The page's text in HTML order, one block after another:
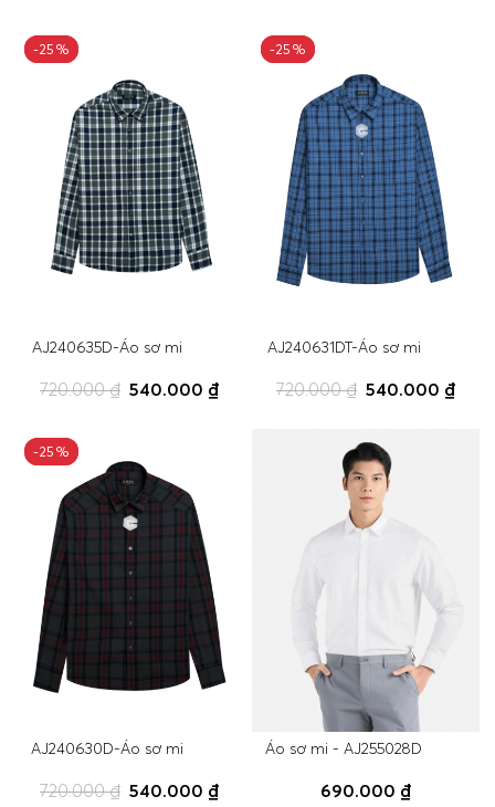
AJ240635D-Áo sơ mi
540.000 ₫
-25%
-25%
720.000 ₫
AJ240631DT-Áo sơ mi
540.000 ₫
-25%
-25%
720.000 ₫
AJ240630D-Áo sơ mi
540.000 ₫
-25%
-25%
720.000 ₫
Áo sơ mi - AJ255028D
690.000 ₫